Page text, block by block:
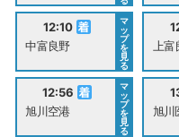
12:10
中富良野
マ
ッ
プ
を
見
る
上
12:56
旭川空港
マ
ッ
プ
を
見
る
旭川